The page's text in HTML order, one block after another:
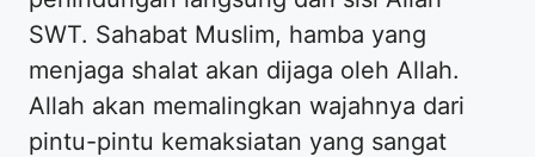
SWT. Sahabat Muslim, hamba yang
menjaga shalat akan dijaga oleh Allah.
Allah akan memalingkan wajahnya dari
pintu-pintu kemaksiatan yang sangat